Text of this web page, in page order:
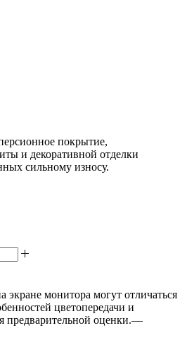
покрытие,
и декоративной отделки
сильному износу.
монитора могут отличаться
цветопередачи и
предварительной оценки.—